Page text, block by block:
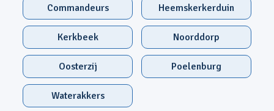
Commandeurs Heemskerkerduin
Kerkbeek Noorddorp
Oosterzij Poelenburg
Waterakkers